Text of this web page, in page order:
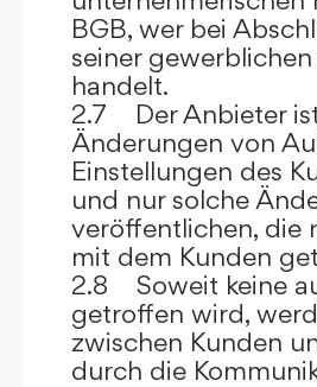
BGB, wer bei
seiner
handelt.
2.7 Der Anbieter
Änderungen von
Einstellungen des
und nur solche
veröffentlichen, die
mit dem Kunden
2.8 Soweit keine
getroffen wird,
zwischen Kunden
durch die